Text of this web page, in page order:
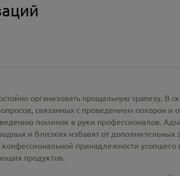
организовать прощальную трапезу. В
связанных с проведением похорон и
поминок в руки профессионалов.
и близких избавят от дополнительных
принадлежности усопшего
продуктов.